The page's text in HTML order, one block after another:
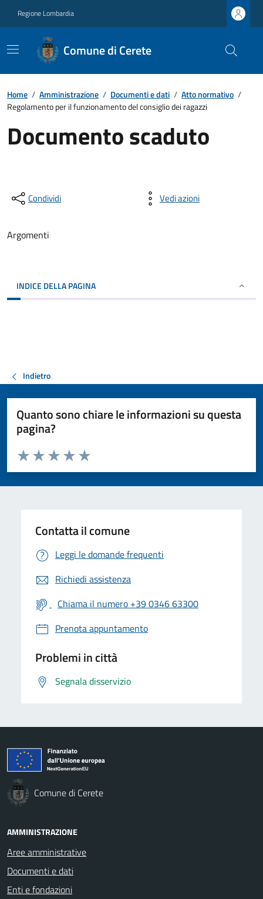
Regione Lombardia
Comune di Cerete
Home / Amministrazione / Documenti e dati / Atto normativo /
Regolamento per il funzionamento del consiglio dei ragazzi
Documento scaduto
Condividi Vedi azioni
Argomenti
INDICE DELLA PAGINA
Indietro
Quanto sono chiare le informazioni su questa
pagina?
Valuta da 1 a 5 stelle la pagina
Valuta 5 stelle su 5
Valuta 4 stelle su 5
Valuta 3 stelle su 5
Valuta 2 stelle su 5
Valuta 1 stelle su 5
Contatta il comune
Leggi le domande frequenti
Richiedi assistenza
Chiama il numero +39 0346 63300
Prenota appuntamento
Problemi in città
Segnala disservizio
Comune di Cerete
AMMINISTRAZIONE
Aree amministrative
Documenti e dati
Enti e fondazioni